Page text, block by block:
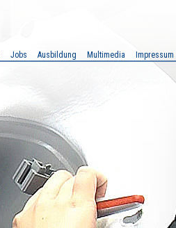
Jobs Ausbildung Multimedia Impressum